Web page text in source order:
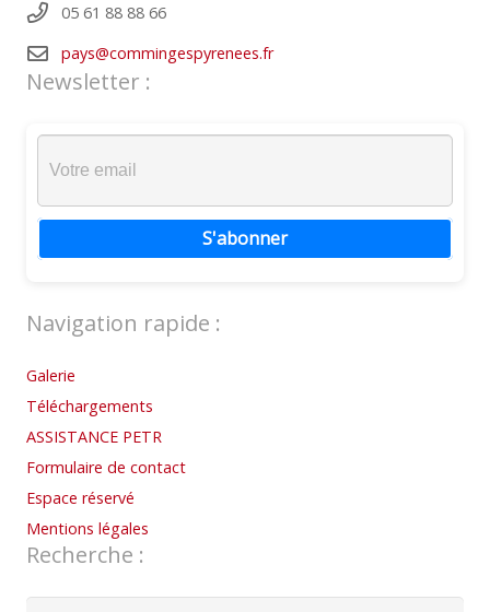
05 61 88 88 66
pays@commingespyrenees.fr
Newsletter :
S'abonner
Navigation rapide :
Galerie
Téléchargements
ASSISTANCE PETR
Formulaire de contact
Espace réservé
Mentions légales
Recherche :